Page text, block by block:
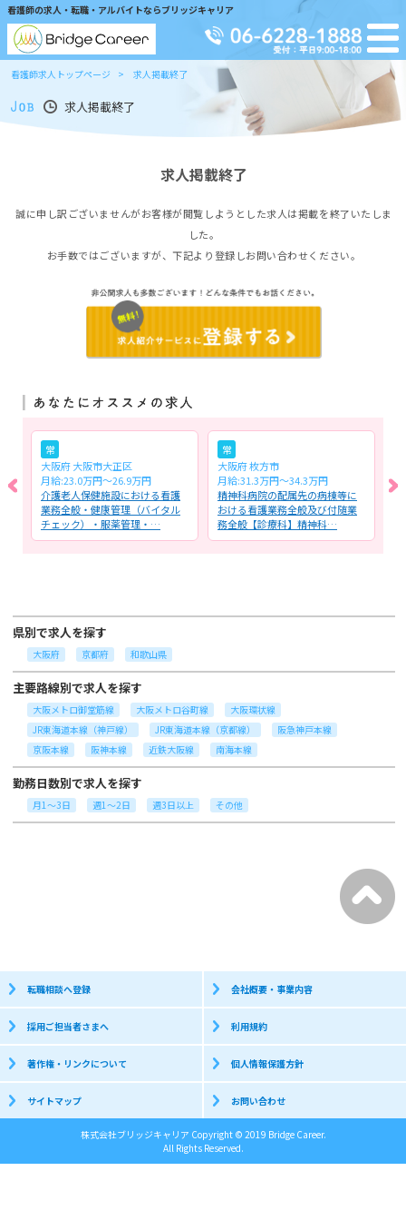
看護師の求人・転職・アルバイトならブリッジキャリア
看護師求人トップページ 求人掲載終了
求人掲載終了
求人掲載終了
誠に申し訳ございませんがお客様が閲覧しようとした求人は掲載を終了いたしま
した。
お手数ではございますが、下記より登録しお問い合わせください。
常
大阪府 大阪市大正区
月給:23.0万円～26.9万円
介護老人保健施設における看護
業務全般・健康管理（バイタル
チェック）・服薬管理・…
常
大阪府 枚方市
月給:31.3万円～34.3万円
精神科病院の配属先の病棟等に
おける看護業務全般及び付随業
務全般【診療科】精神科…
県別で求人を探す
大阪府 京都府 和歌山県
主要路線別で求人を探す
大阪メトロ御堂筋線 大阪メトロ谷町線
大阪環状線
JR東海道本線（神戸線）
JR東海道本線（京都線）
阪急神戸本線
京阪本線
阪神本線 近鉄大阪線 南海本線
勤務日数別で求人を探す
月1～3日 週1～2日 週3日以上 その他
転職相談へ登録 会社概要・事業内容
採用ご担当者さまへ 利用規約
著作権・リンクについて 個人情報保護方針
サイトマップ お問い合わせ
株式会社ブリッジキャリア Copyright © 2019 Bridge Career.
All Rights Reserved.